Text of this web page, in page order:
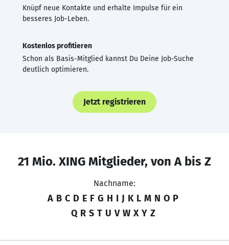
Knüpf neue Kontakte und erhalte Impulse für ein
besseres Job-Leben.
Kostenlos profitieren
Schon als Basis-Mitglied kannst Du Deine Job-Suche
deutlich optimieren.
Jetzt registrieren
21 Mio. XING Mitglieder, von A bis Z
Nachname:
A B C D E F G H I J K L M N O P
Q R S T U V W X Y Z